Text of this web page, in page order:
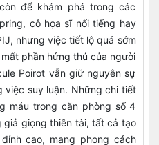
để khám phá trong các
cô họa sĩ nổi tiếng hay
nhưng việc tiết lộ quá sớm
phần hứng thú của người
Poirot vẫn giữ nguyên sự
việc suy luận. Những chi tiết
máu trong căn phòng số 4
giả giọng thiên tài, tất cả tạo
cao, mang phong cách